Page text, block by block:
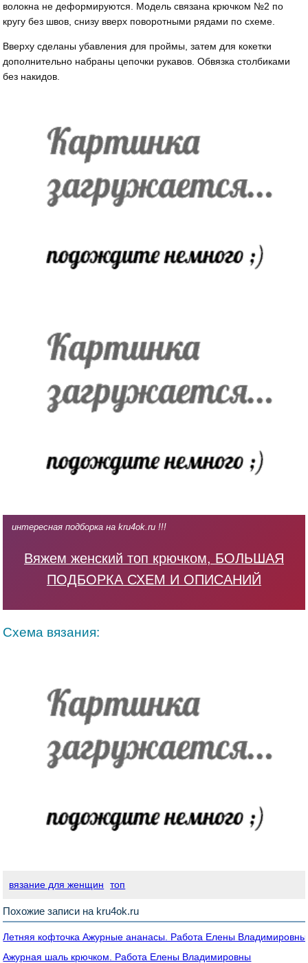
волокна не деформируются. Модель связана крючком №2 по
кругу без швов, снизу вверх поворотными рядами по схеме.
Вверху сделаны убавления для проймы, затем для кокетки
дополнительно набраны цепочки рукавов. Обвязка столбиками
без накидов.
интересная подборка на kru4ok.ru !!!
Вяжем женский топ крючком, БОЛЬШАЯ
ПОДБОРКА СХЕМ И ОПИСАНИЙ
Схема вязания:
вязание для женщин топ
Похожие записи на kru4ok.ru
Летняя кофточка Ажурные ананасы. Работа Елены Владимировны
Ажурная шаль крючком. Работа Елены Владимировны